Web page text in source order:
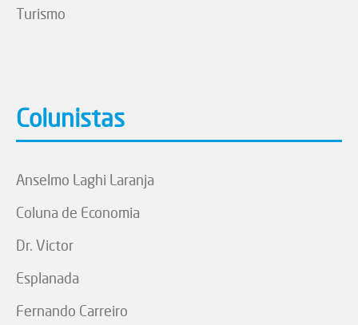
Turismo
Colunistas
Anselmo Laghi Laranja
Coluna de Economia
Dr. Victor
Esplanada
Fernando Carreiro